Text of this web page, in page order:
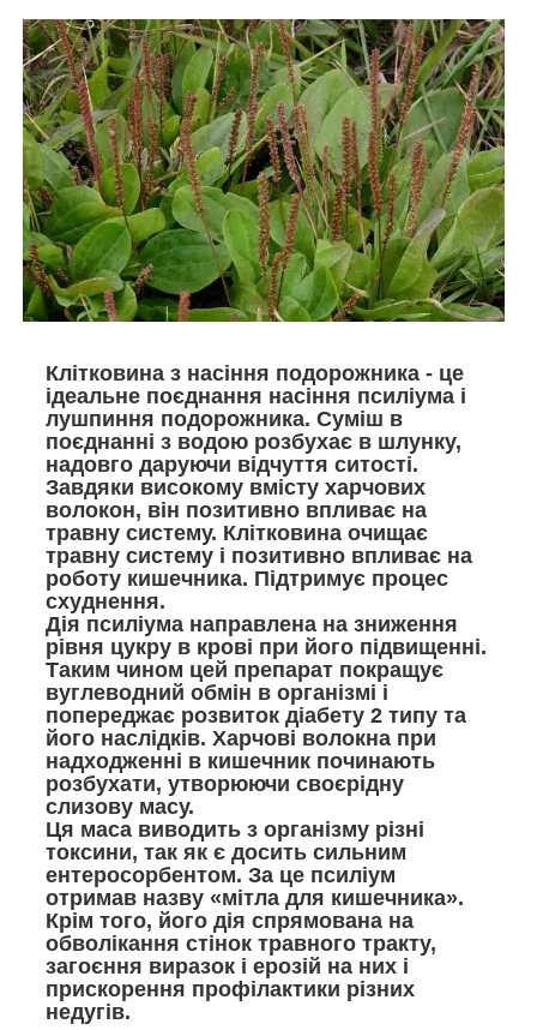
Клітковина з насіння подорожника - це
ідеальне поєднання насіння псиліума і
лушпиння подорожника. Суміш в
поєднанні з водою розбухає в шлунку,
надовго даруючи відчуття ситості.
Завдяки високому вмісту харчових
волокон, він позитивно впливає на
травну систему. Клітковина очищає
травну систему і позитивно впливає на
роботу кишечника. Підтримує процес
схуднення.
Дія псиліума направлена на зниження
рівня цукру в крові при його підвищенні.
Таким чином цей препарат покращує
вуглеводний обмін в організмі і
попереджає розвиток діабету 2 типу та
його наслідків. Харчові волокна при
надходженні в кишечник починають
розбухати, утворюючи своєрідну
слизову масу.
Ця маса виводить з організму різні
токсини, так як є досить сильним
ентеросорбентом. За це псиліум
отримав назву «мітла для кишечника».
Крім того, його дія спрямована на
обволікання стінок травного тракту,
загоєння виразок і ерозій на них і
прискорення профілактики різних
недугів.